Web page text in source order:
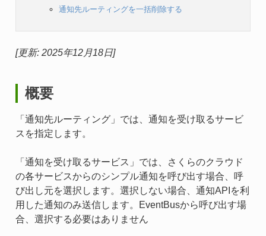
通知先ルーティングを一括削除する
[更新: 2025年12月18日]
概要
「通知先ルーティング」では、通知を受け取るサービ
スを指定します。
「通知を受け取るサービス」では、さくらのクラウド
の各サービスからのシンプル通知を呼び出す場合、呼
び出し元を選択します。選択しない場合、通知APIを利
用した通知のみ送信します。EventBusから呼び出す場
合、選択する必要はありません